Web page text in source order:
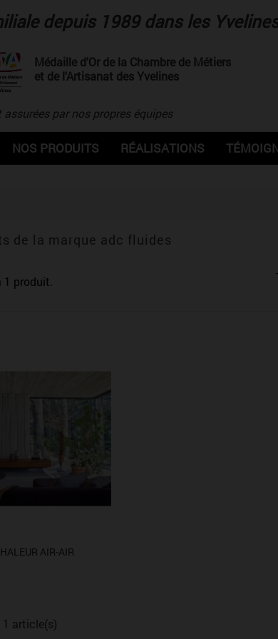
depuis 1989 dans les
Médaille d'Or de la Chambre de Métiers
et de l'Artisanat des Yvelines
par nos propres équipes
NOS PRODUITS RÉALISATIONS
de la marque adc fluides
1 produit.
AIR-AIR
article(s)